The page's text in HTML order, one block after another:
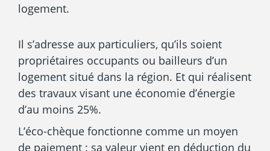
logement.
Il s’adresse aux particuliers, qu’ils soient
propriétaires occupants ou bailleurs d’un
logement situé dans la région. Et qui réalisent
des travaux visant une économie d’énergie
d’au moins 25%.
L’éco-chèque fonctionne comme un moyen
de paiement : sa valeur vient en déduction du